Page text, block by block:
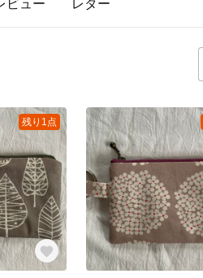
ビュー レター
残り1点